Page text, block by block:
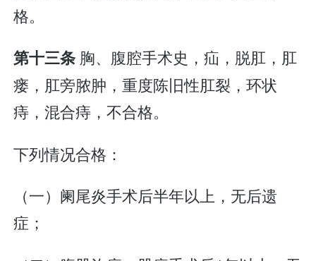
格。
第十三条 胸、腹腔手术史，疝，脱肛，肛
瘘，肛旁脓肿，重度陈旧性肛裂，环状
痔，混合痔，不合格。
下列情况合格：
（一）阑尾炎手术后半年以上，无后遗
症；